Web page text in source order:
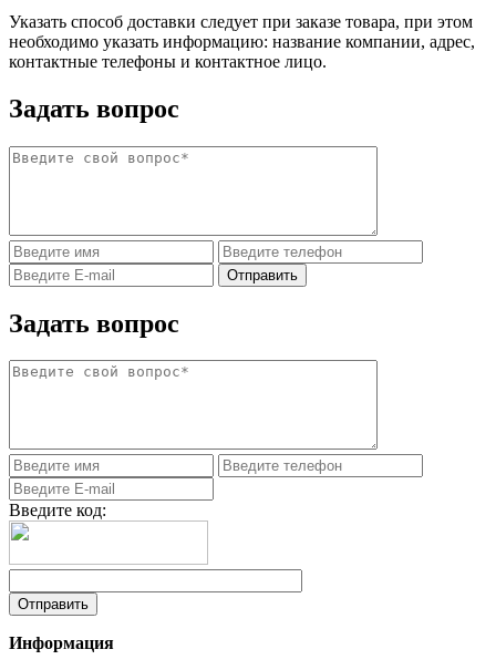
Указать способ доставки следует при заказе товара, при этом
необходимо указать информацию: название компании, адрес,
контактные телефоны и контактное лицо.
Задать вопрос
Задать вопрос
Введите код:
Информация